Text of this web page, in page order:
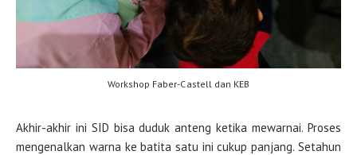
Workshop Faber-Castell dan KEB
Akhir-akhir ini SID bisa duduk anteng ketika mewarnai. Proses
mengenalkan warna ke batita satu ini cukup panjang. Setahun